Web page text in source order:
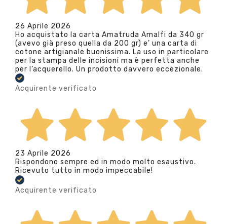
26 Aprile 2026
Ho acquistato la carta Amatruda Amalfi da 340 gr
(avevo già preso quella da 200 gr) e’ una carta di
cotone artigianale buonissima. La uso in particolare
per la stampa delle incisioni ma è perfetta anche
per l’acquerello. Un prodotto davvero eccezionale.
Acquirente verificato
23 Aprile 2026
Rispondono sempre ed in modo molto esaustivo.
Ricevuto tutto in modo impeccabile!
Acquirente verificato